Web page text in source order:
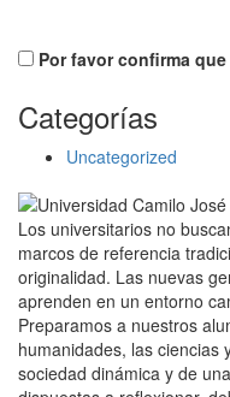
Por favor confirma
Categorías
Uncategorized
Los universitarios no
marcos de referencia
originalidad. Las nuevas
aprenden en un entorno
Preparamos a nuestros
humanidades, las ciencias
sociedad dinámica y de